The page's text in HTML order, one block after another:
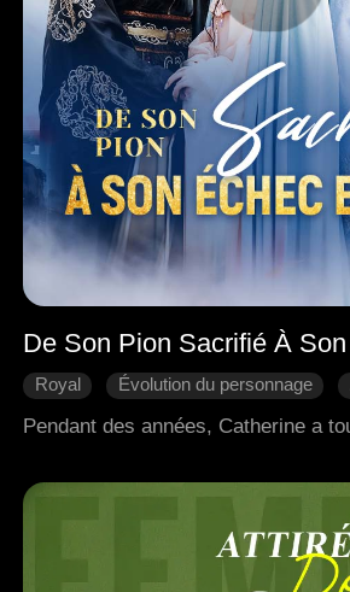
De Son Pion Sacrifié À
Royal Évolution du personnage
Romance antique